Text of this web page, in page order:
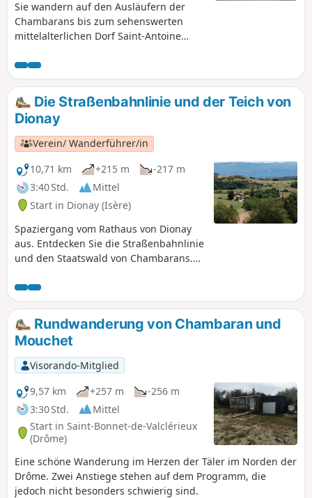
Sie wandern auf den Ausläufern der
Chambarans bis zum sehenswerten
mittelalterlichen Dorf Saint-Antoine
Sie haben ständig einen schönen Blick
auf die nördliche Barriere des Vercors.
Die einzige Schwierigkeit ist die hohe
Kilometerzahl.
Die Straßenbahnlinie und der Teich von
Dionay
Verein/ Wanderführer/in
10,71 km
+215 m
-217 m
3:40 Std.
Mittel
Start in Dionay (Isère)
Spaziergang vom Rathaus von Dionay
aus. Entdecken Sie die Straßenbahnlinie
und den Staatswald von Chambarans.
freier Blick auf den Vercors und die
Chartreuse.
Rundwanderung von Chambaran und
Mouchet
Visorando-Mitglied
9,57 km
+257 m
-256 m
3:30 Std.
Mittel
Start in Saint-Bonnet-de-Valclérieux
(Drôme)
Eine schöne Wanderung im Herzen der Täler im Norden der
Drôme. Zwei Anstiege stehen auf dem Programm, die
jedoch nicht besonders schwierig sind.